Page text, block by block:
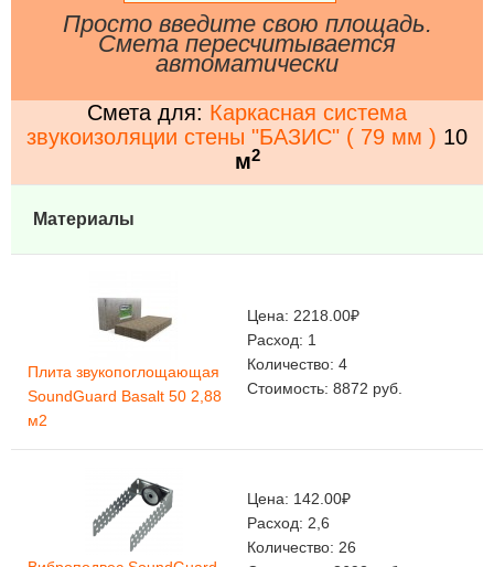
Просто введите свою площадь.
Смета пересчитывается
автоматически
Смета для: Каркасная система
звукоизоляции стены "БАЗИС" ( 79 мм ) 10
м2
Материалы
Плита звукопоглощающая
SoundGuard Basalt 50 2,88
м2
Цена: 2218.00₽
Расход: 1
Количество: 4
Стоимость: 8872 руб.
Цена: 142.00₽
Расход: 2,6
Количество: 26